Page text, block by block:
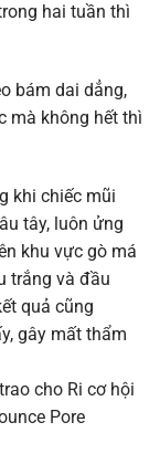
hai tuần thì
bám dai dẳng,
mà không hết thì
khi chiếc mũi
tây, luôn ửng
khu vực gò má
trắng và đầu
quả cũng
gây mất thẩm
cho Ri cơ hội
Pore